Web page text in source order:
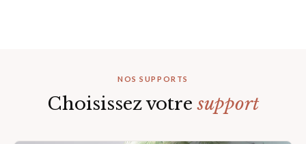
NOS SUPPORTS
Choisissez votresupport